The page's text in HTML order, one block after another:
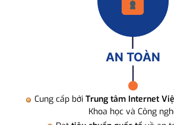
AN TOÀN
Cung cấp bởi Trung tâm Internet
Khoa học và Công